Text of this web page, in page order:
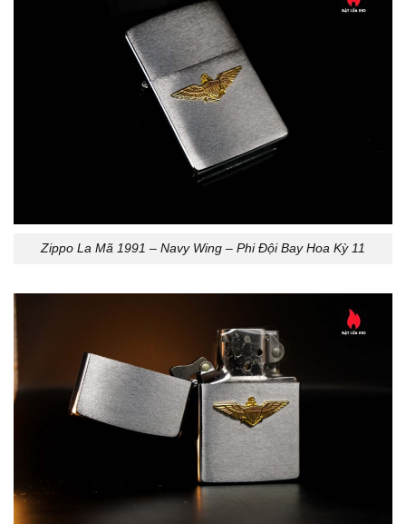
Zippo La Mã 1991 – Navy Wing – Phi Đội Bay Hoa Kỳ 11